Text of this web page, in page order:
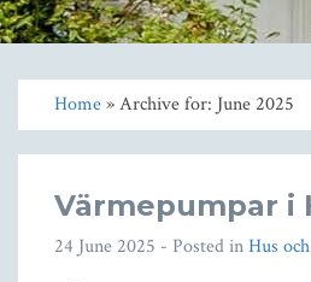
Home» Archive for: June 2025
Värmepumpar i
24 June 2025 - Posted inHus